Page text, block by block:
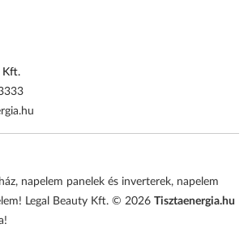
Kft.
napelem panelek és inverterek, napelem
Legal Beauty Kft. © 2026Tisztaenergia.hu